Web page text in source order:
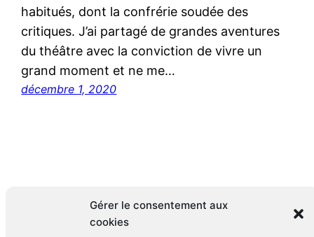
Gérer le consentement aux
cookies
habitués, dont la confrérie soudée des
critiques. J’ai partagé de grandes aventures
du théâtre avec la conviction de vivre un
grand moment et ne me…
décembre 1, 2020